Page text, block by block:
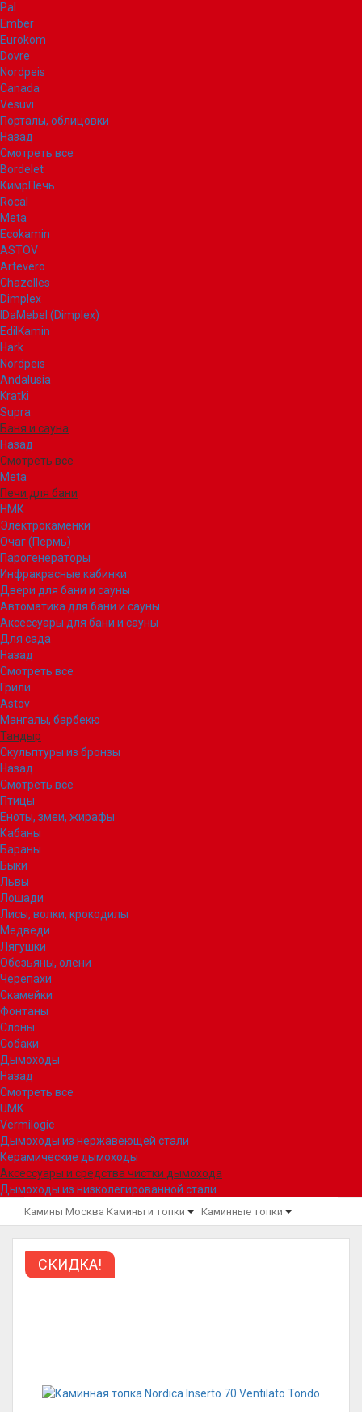
Pal
Ember
Eurokom
Dovre
Nordpeis
Canada
Vesuvi
Порталы, облицовки
Назад
Смотреть все
Bordelet
КимрПечь
Rocal
Meta
Ecokamin
ASTOV
Artevero
Chazelles
Dimplex
IDaMebel (Dimplex)
EdilKamin
Hark
Nordpeis
Andalusia
Kratki
Supra
Баня и сауна
Назад
Смотреть все
Meta
Печи для бани
НМК
Электрокаменки
Очаг (Пермь)
Парогенераторы
Инфракрасные кабинки
Двери для бани и сауны
Автоматика для бани и сауны
Аксессуары для бани и сауны
Для сада
Назад
Смотреть все
Грили
Astov
Мангалы, барбекю
Тандыр
Скульптуры из бронзы
Назад
Смотреть все
Птицы
Еноты, змеи, жирафы
Кабаны
Бараны
Быки
Львы
Лошади
Лисы, волки, крокодилы
Медведи
Лягушки
Обезьяны, олени
Черепахи
Скамейки
Фонтаны
Слоны
Собаки
Дымоходы
Назад
Смотреть все
UMK
Vermilogic
Дымоходы из нержавеющей стали
Керамические дымоходы
Аксессуары и средства чистки дымохода
Дымоходы из низколегированной стали
Камины Москва Камины и топки Каминные топки
СКИДКА!